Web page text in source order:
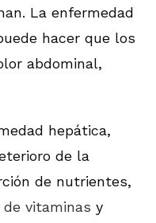
La enfermedad
hacer que los
abdominal,
hepática,
de la
de nutrientes,
vitaminas y